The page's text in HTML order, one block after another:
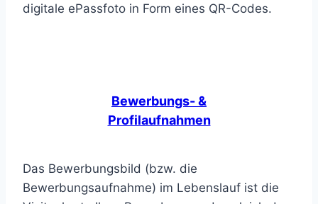
digitale ePassfoto in Form eines QR-Codes.
Bewerbungs- &
Profilaufnahmen
Das Bewerbungsbild (bzw. die
Bewerbungsaufnahme) im Lebenslauf ist die